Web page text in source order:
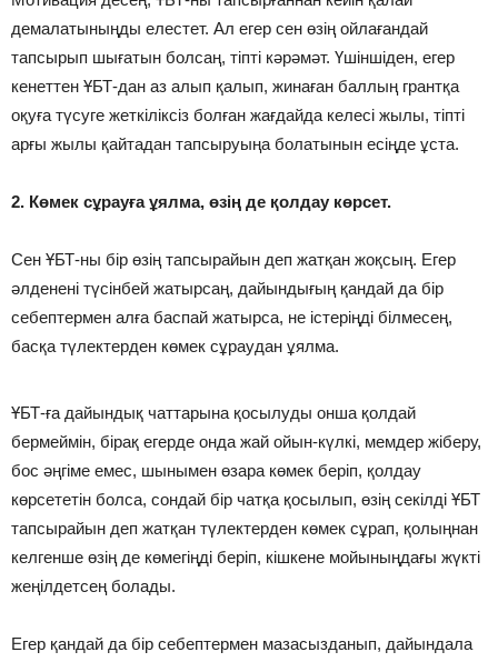
демалатыныңды елестет. Ал егер сен өзің ойлағандай
тапсырып шығатын болсаң, тіпті кәрәмәт. Үшіншіден, егер
кенеттен ҰБТ-дан аз алып қалып, жинаған баллың грантқа
оқуға түсуге жеткіліксіз болған жағдайда келесі жылы, тіпті
арғы жылы қайтадан тапсыруыңа болатынын есіңде ұста.
2. Көмек сұрауға ұялма, өзің де қолдау көрсет.
Сен ҰБТ-ны бір өзің тапсырайын деп жатқан жоқсың. Егер
әлденені түсінбей жатырсаң, дайындығың қандай да бір
себептермен алға баспай жатырса, не істеріңді білмесең,
басқа түлектерден көмек сұраудан ұялма.
ҰБТ-ға дайындық чаттарына қосылуды онша қолдай
бермеймін, бірақ егерде онда жай ойын-күлкі, мемдер жіберу,
бос әңгіме емес, шынымен өзара көмек беріп, қолдау
көрсететін болса, сондай бір чатқа қосылып, өзің секілді ҰБТ
тапсырайын деп жатқан түлектерден көмек сұрап, қолыңнан
келгенше өзің де көмегіңді беріп, кішкене мойыныңдағы жүкті
жеңілдетсең болады.
Егер қандай да бір себептермен мазасызданып, дайындала